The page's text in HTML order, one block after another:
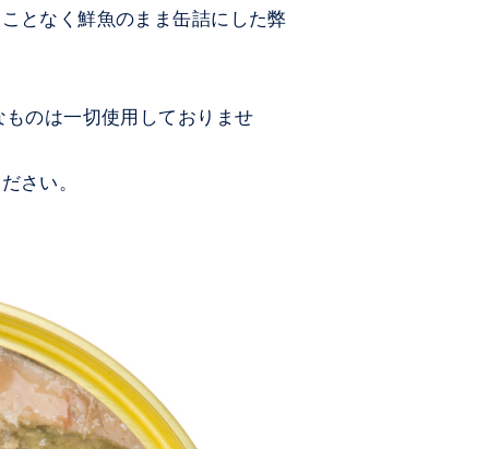
となく鮮魚のまま缶詰にした弊
のは一切使用しておりませ
さい。